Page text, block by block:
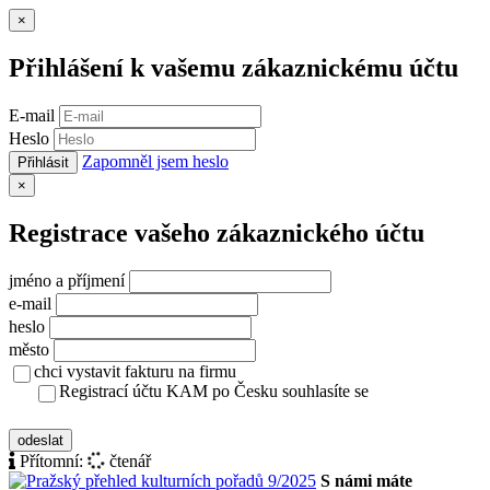
×
Přihlášení k vašemu zákaznickému účtu
E-mail
Heslo
Přihlásit Zapomněl jsem heslo
×
Registrace vašeho zákaznického účtu
jméno a příjmení
e-mail
heslo
město
chci vystavit fakturu na firmu
Registrací účtu KAM po Česku souhlasíte se
odeslat
Přítomní:
čtenář
S námi máte